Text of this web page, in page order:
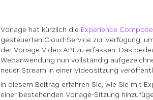
Vonage hat kürzlich die Experience
gesteuerten Cloud-Service zur Verfügung,
der Vonage Video API zu erfassen. Das
Webanwendung nun vollständig
neuer Stream in einer Videositzung
In diesem Beitrag erfahren Sie, wie Sie mit
einer bestehenden Vonage-Sitzung